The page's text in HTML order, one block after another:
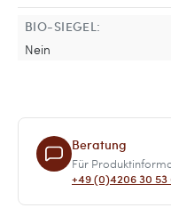
BIO-SIEGEL:
Nein
Beratung
Für
+49 (0)4206 30 53